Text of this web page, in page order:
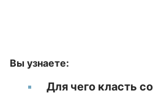
Вы узнаете:
Для чего класть